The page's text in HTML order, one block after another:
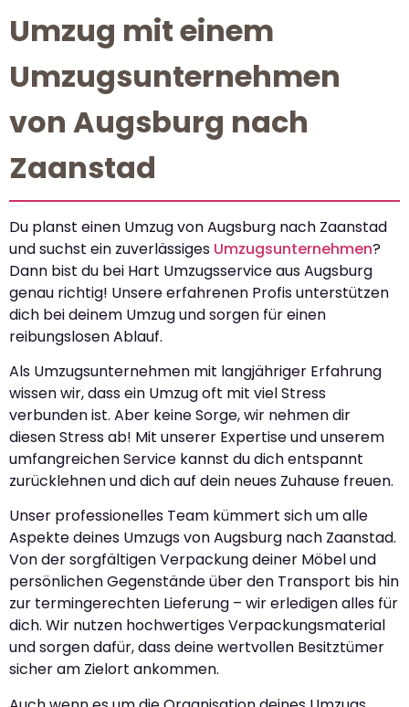
Umzug mit einem
Umzugsunternehmen
von Augsburg nach
Zaanstad
Du planst einen Umzug von Augsburg nach Zaanstad
und suchst ein zuverlässiges Umzugsunternehmen?
Dann bist du bei Hart Umzugsservice aus Augsburg
genau richtig! Unsere erfahrenen Profis unterstützen
dich bei deinem Umzug und sorgen für einen
reibungslosen Ablauf.
Als Umzugsunternehmen mit langjähriger Erfahrung
wissen wir, dass ein Umzug oft mit viel Stress
verbunden ist. Aber keine Sorge, wir nehmen dir
diesen Stress ab! Mit unserer Expertise und unserem
umfangreichen Service kannst du dich entspannt
zurücklehnen und dich auf dein neues Zuhause freuen.
Unser professionelles Team kümmert sich um alle
Aspekte deines Umzugs von Augsburg nach Zaanstad.
Von der sorgfältigen Verpackung deiner Möbel und
persönlichen Gegenstände über den Transport bis hin
zur termingerechten Lieferung – wir erledigen alles für
dich. Wir nutzen hochwertiges Verpackungsmaterial
und sorgen dafür, dass deine wertvollen Besitztümer
sicher am Zielort ankommen.